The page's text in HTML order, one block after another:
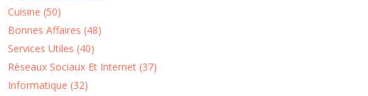
Cuisine (50)
Bonnes Affaires (48)
Services Utiles (40)
Réseaux Sociaux Et Internet (37)
Informatique (32)